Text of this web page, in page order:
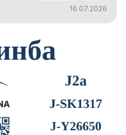
16.07.2026